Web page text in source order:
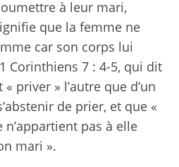
à leur mari,
que la femme ne
car son corps lui
Corinthiens 7 : 4-5, qui dit
priver » l’autre que d’un
de prier, et que «
pas à elle
mari ».